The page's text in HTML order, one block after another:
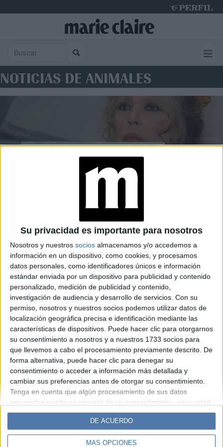
Su privacidad es importante para nosotros
Nosotros y nuestros socios almacenamos y/o accedemos a
información en un dispositivo, como cookies, y procesamos
datos personales, como identificadores únicos e información
estándar enviada por un dispositivo para publicidad y contenido
personalizado, medición de publicidad y contenido,
investigación de audiencia y desarrollo de servicios. Con su
permiso, nosotros y nuestros socios podemos utilizar datos de
localización geográfica precisa e identificación mediante las
características de dispositivos. Puede hacer clic para otorgarnos
su consentimiento a nosotros y a nuestros 1733 socios para
que llevemos a cabo el procesamiento previamente descrito. De
forma alternativa, puede hacer clic para denegar su
consentimiento o acceder a información más detallada y
cambiar sus preferencias antes de otorgar su consentimiento.
Tenga en cuenta que algún procesamiento de sus datos
personales puede no requerir de su consentimiento, pero usted
tiene el derecho de rechazar tal procesamiento. Sus
preferencias se aplicarán solo a este sitio web. Puede cambiar
sus preferencias o retirar su consentimiento en cualquier
momento volviendo a este sitio y haciendo clic en el botón
MÁS OPCIONES
DE ACUERDO
NOTICIAS DE ANIMALES
SOCIEDAD
La causa que eligió para
siempre: Brigitte Bardot y la
defensa de los animales
Espacio Publicitario
Diario Perfil Caras Noticias
Fortuna
Hombre
Weekend Parabrisas
Supercampo
Lunateen